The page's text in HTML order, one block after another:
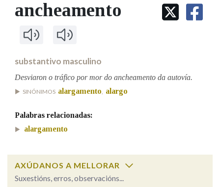
IDENTIDADE CORPORATIVA
MARCIAL DEL ADALID
FIGURAS HOMENAXEADAS
PORTAL DAS PALABRAS
Facebook
TwitterYoutubeInstagram
Bluesky
BUSCAR NOS LEMAS
Comeza por
ancheamento
substantivo masculino
Desviaron o tráfico por mor do ancheamento da autovía.
SINÓNIMOS alargamento, alargo
Palabras relacionadas:
alargamento
AXÚDANOS A MELLORAR
Suxestións, erros, observacións...